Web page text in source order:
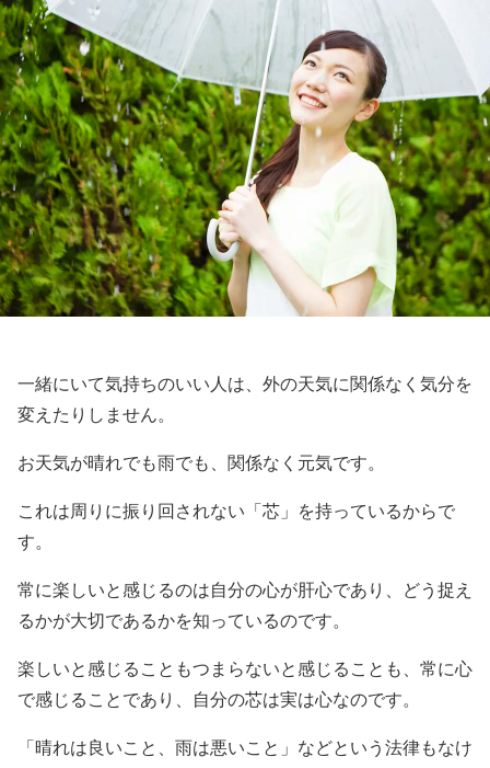
一緒にいて気持ちのいい人は、外の天気に関係なく気分を
変えたりしません。
お天気が晴れでも雨でも、関係なく元気です。
これは周りに振り回されない「芯」を持っているからで
す。
常に楽しいと感じるのは自分の心が肝心であり、どう捉え
るかが大切であるかを知っているのです。
楽しいと感じることもつまらないと感じることも、常に心
で感じることであり、自分の芯は実は心なのです。
「晴れは良いこと、雨は悪いこと」などという法律もなけ